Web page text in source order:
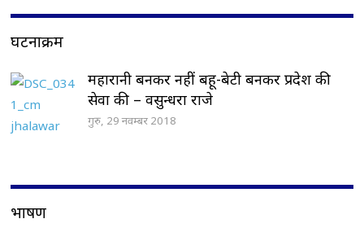
घटनाक्रम
महारानी बनकर नहीं बहू-बेटी बनकर प्रदेश की
सेवा की – वसुन्धरा राजे
गुरु, 29 नवम्बर 2018
भाषण